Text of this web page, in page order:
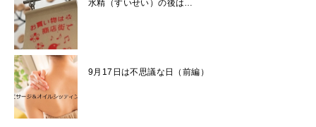
水精（すいせい）の後は…
9月17日は不思議な日（前編）